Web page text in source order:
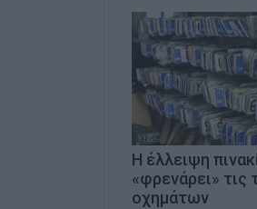
Η έλλειψη
«φρενάρει» τις
οχημάτων